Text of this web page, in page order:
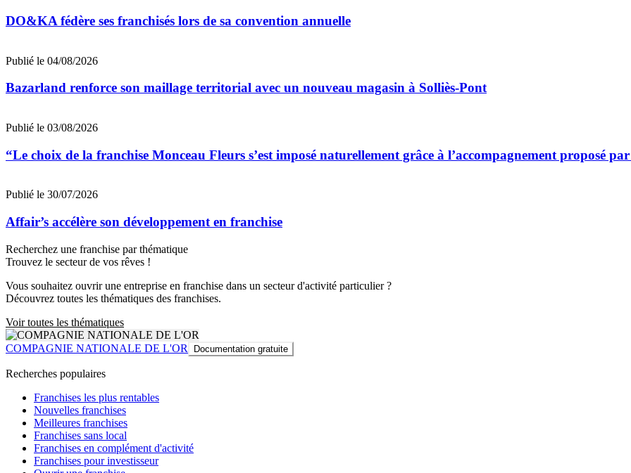
DO&KA fédère ses franchisés lors de sa convention annuelle
Publié le 04/08/2026
Bazarland renforce son maillage territorial avec un nouveau magasin à Solliès-Pont
Publié le 03/08/2026
“Le choix de la franchise Monceau Fleurs s’est imposé naturellement grâce à l’accompagnement proposé
Publié le 30/07/2026
Affair’s accélère son développement en franchise
Recherchez une franchise par thématique
Trouvez le secteur de vos rêves !
Vous souhaitez ouvrir une entreprise en franchise dans un secteur d'activité particulier ?
Découvrez toutes les thématiques des franchises.
Voir toutes les thématiques
COMPAGNIE NATIONALE DE L'OR Documentation gratuite
Recherches populaires
Franchises les plus rentables
Nouvelles franchises
Meilleures franchises
Franchises sans local
Franchises en complément d'activité
Franchises pour investisseur